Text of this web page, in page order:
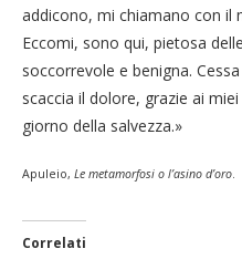
addicono, mi chiamano con il
Eccomi, sono qui, pietosa
soccorrevole e benigna.
scaccia il dolore, grazie ai
giorno della salvezza.»
Apuleio, Le metamorfosi o l’asino d’oro.
Correlati